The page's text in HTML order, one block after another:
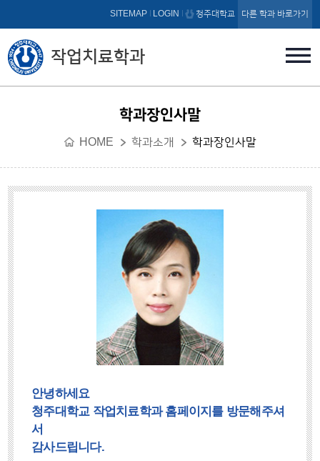
본문 바로가기
작업치료학과
SITEMAP LOGIN 청주대학교 다른 학과 바로가기
학과장인사말
HOME 학과소개 학과장인사말
안녕하세요
청주대학교 작업치료학과 홈페이지를 방문해주셔
서
감사드립니다.